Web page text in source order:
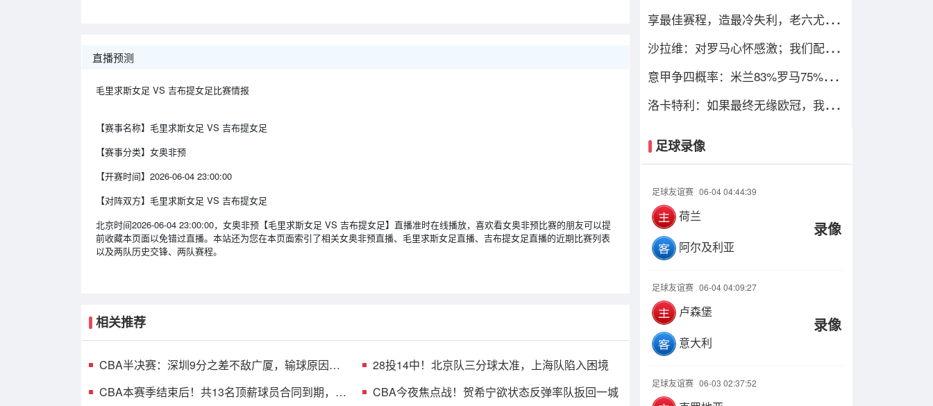
直播预测
毛里求斯女足 VS 吉布提女足比赛情报
【赛事名称】 毛里求斯女足 VS 吉布提女足
【赛事分类】 女奥非预
【开赛时间】 2026-06-04 23:00:00
【对阵双方】 毛里求斯女足 VS 吉布提女足
北京时间2026-06-04 23:00:00，女奥非预【毛里求斯女足 VS 吉布提女足】直播准时在线播放，喜欢看女奥非预比赛的朋友可以提
前收藏本页面以免错过直播。本站还为您在本页面索引了相关女奥非预直播、毛里求斯女足直播、吉布提女足直播的近期比赛列表
以及两队历史交锋、两队赛程。
相关推荐
CBA半决赛：深圳9分之差不敌广厦，输球原因曝
28投14中！北京队三分球太准，上海队陷入困境
CBA本赛季结束后！共13名顶薪球员合同到期，多
CBA今夜焦点战！贺希宁欲状态反弹率队扳回一城
享最佳赛程，造最冷失利，老六尤文
沙拉维：对罗马心怀感激；我们配得
意甲争四概率：米兰83%罗马75%，
洛卡特利：如果最终无缘欧冠，我们
足球录像
足球友谊赛 06-04 04:44:39
荷兰
阿尔及利亚
录像
足球友谊赛 06-04 04:09:27
卢森堡
意大利
录像
足球友谊赛 06-03 02:37:52